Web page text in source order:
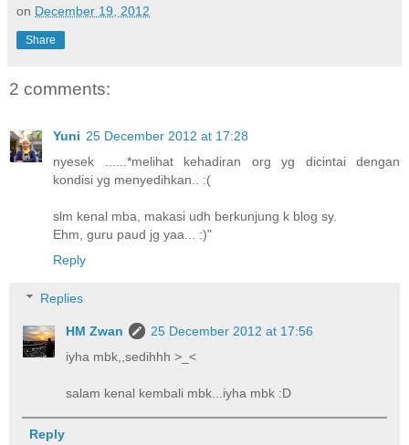
on December 19, 2012
Share
2 comments:
Yuni 25 December 2012 at 17:28
nyesek ......*melihat kehadiran org yg dicintai dengan
kondisi yg menyedihkan.. :(
slm kenal mba, makasi udh berkunjung k blog sy.
Ehm, guru paud jg yaa... :)"
Reply
Replies
HM Zwan
25 December 2012 at 17:56
iyha mbk,,sedihhh >_<
salam kenal kembali mbk...iyha mbk :D
Reply